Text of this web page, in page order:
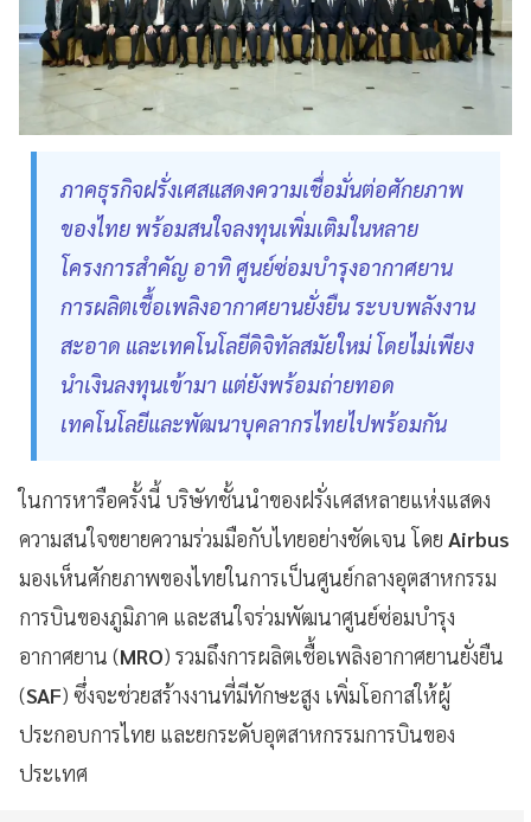
ภาคธุรกิจฝรั่งเศสแสดงความเชื่อมั่นต่อศักยภาพ
ของไทย พร้อมสนใจลงทุนเพิ่มเติมในหลาย
โครงการสำคัญ อาทิ ศูนย์ซ่อมบำรุงอากาศยาน
การผลิตเชื้อเพลิงอากาศยานยั่งยืน ระบบพลังงาน
สะอาด และเทคโนโลยีดิจิทัลสมัยใหม่ โดยไม่เพียง
นำเงินลงทุนเข้ามา แต่ยังพร้อมถ่ายทอด
เทคโนโลยีและพัฒนาบุคลากรไทยไปพร้อมกัน
ในการหารือครั้งนี้ บริษัทชั้นนำของฝรั่งเศสหลายแห่งแสดง
ความสนใจขยายความร่วมมือกับไทยอย่างชัดเจน โดย Airbus
มองเห็นศักยภาพของไทยในการเป็นศูนย์กลางอุตสาหกรรม
การบินของภูมิภาค และสนใจร่วมพัฒนาศูนย์ซ่อมบำรุง
อากาศยาน (MRO) รวมถึงการผลิตเชื้อเพลิงอากาศยานยั่งยืน
(SAF) ซึ่งจะช่วยสร้างงานที่มีทักษะสูง เพิ่มโอกาสให้ผู้
ประกอบการไทย และยกระดับอุตสาหกรรมการบินของ
ประเทศ